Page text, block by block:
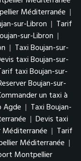
Méditerranée |
sur-Libron | Tarif
sur-Libron |
| Taxi Boujan-sur-
taxi Boujan-sur-
taxi Boujan-sur-
Boujan-sur-
un taxi à
Agde | Taxi Boujan-
| Devis taxi
| Tarif
Méditerranée |
Montpellier